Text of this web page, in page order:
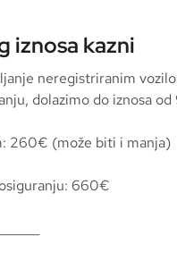
iznosa kazni
neregistriranim
dolazimo do iznosa
260€ (može biti i manja)
660€